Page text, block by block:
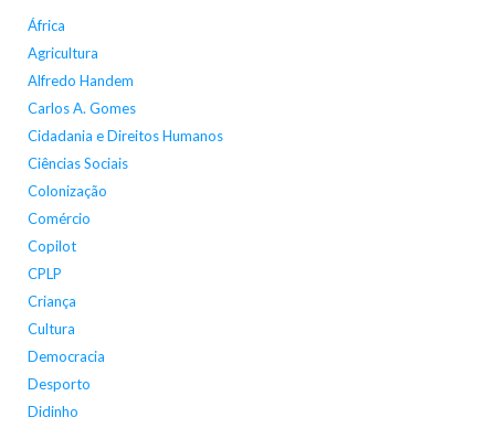
África
Agricultura
Alfredo Handem
Carlos A. Gomes
Cidadania e Direitos Humanos
Ciências Sociais
Colonização
Comércio
Copilot
CPLP
Criança
Cultura
Democracia
Desporto
Didinho